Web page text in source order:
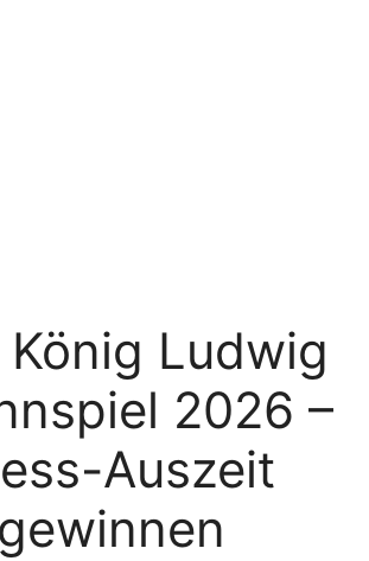
Ludwig
2026 –
Auszeit